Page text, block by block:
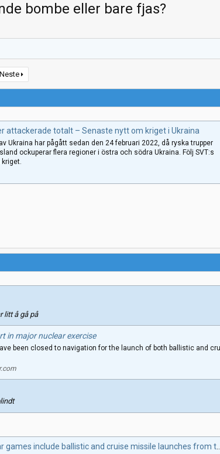
bombe eller bare fjas?
Neste
attackerade totalt – Senaste nytt om kriget i Ukraina
Ukraina har pågått sedan den 24 februari 2022, då ryska trupper
ockuperar flera regioner i östra och södra Ukraina. Följ SVT:s
litt å gå på
in major nuclear exercise
been closed to navigation for the launch of both ballistic and
include ballistic and cruise missile launches from the Barents Sea